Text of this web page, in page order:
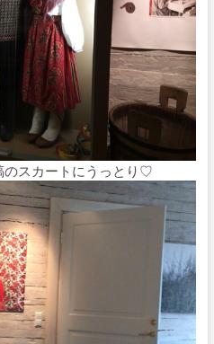
のスカートにうっとり♡